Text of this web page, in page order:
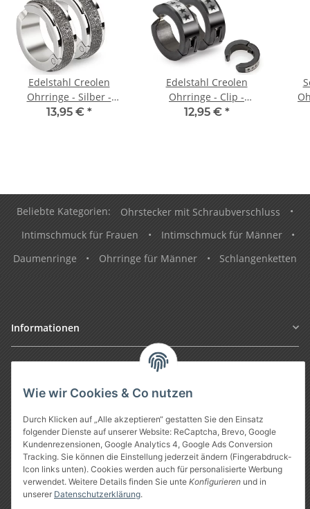
Wie wir Cookies & Co nutzen
Durch Klicken auf „Alle akzeptieren“ gestatten Sie den Einsatz
folgender Dienste auf unserer Website: ReCaptcha, Brevo, Google
Kundenrezensionen, Google Analytics 4, Google Ads Conversion
Tracking. Sie können die Einstellung jederzeit ändern (Fingerabdruck-
Icon links unten). Cookies werden auch für personalisierte Werbung
verwendet. Weitere Details finden Sie unte Konfigurieren und in
unserer Datenschutzerklärung.
Edelstahl Creolen
Ohrringe - Silber -
Diamant
13,95 € *
Edelstahl Creolen
Ohrringe - Clip -
Schwarz - Sterne
12,95 € *
Beliebte Kategorien: Ohrstecker mit Schraubverschluss
•
Intimschmuck für Frauen
• Intimschmuck für Männer
•
Daumenringe
• Ohrringe für Männer • Schlangenketten
Informationen
Gesetzliche Informationen
Vertrag widerrufen